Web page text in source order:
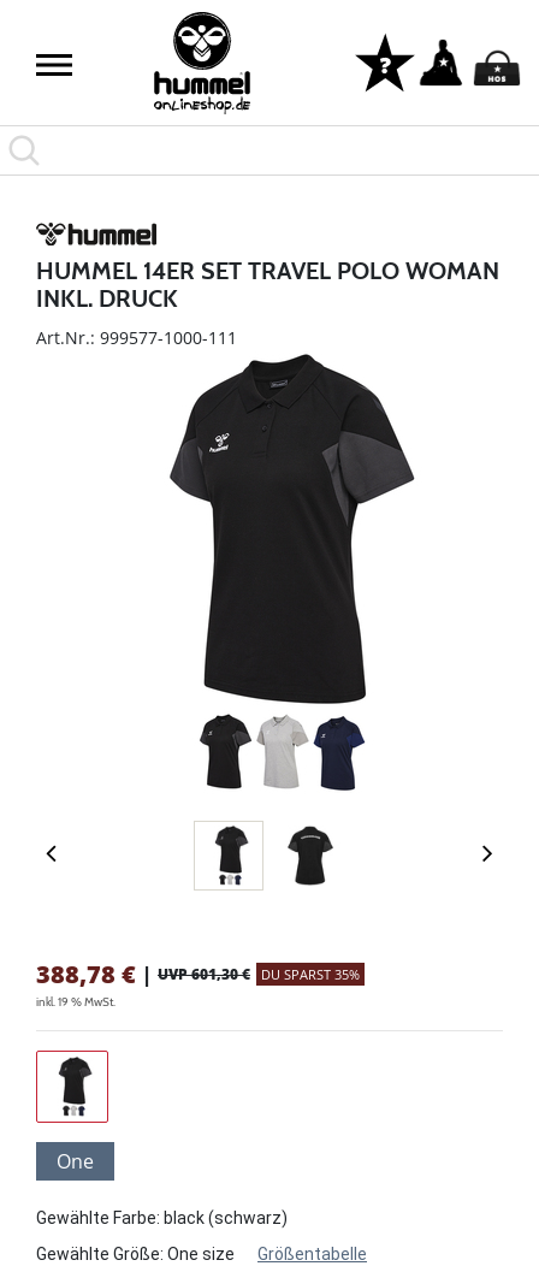
HUMMEL 14ER SET TRAVEL POLO WOMAN
INKL. DRUCK
Art.Nr.: 999577-1000-111
388,78 € | UVP 601,30 € DU SPARST 35%
inkl. 19 % MwSt.
One
Gewählte Farbe: black (schwarz)
Gewählte Größe: One size Größentabelle